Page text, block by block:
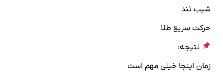
شیب تند
حرکت سریع طلا
نتیجه:
زمان اینجا خیلی مهم است